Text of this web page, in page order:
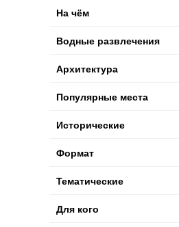
На чём
Водные развлечения
Архитектура
Популярные места
Исторические
Формат
Тематические
Для кого